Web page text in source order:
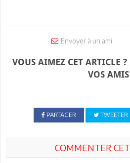
Envoyer à un ami
VOUS AIMEZ CET ARTICLE ?
VOS
PARTAGER TWEETER
COMMENTER